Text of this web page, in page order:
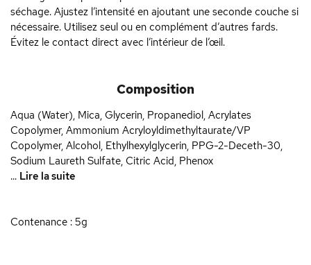
séchage. Ajustez l’intensité en ajoutant une seconde couche si
nécessaire. Utilisez seul ou en complément d’autres fards.
Évitez le contact direct avec l’intérieur de l’œil.
Composition
Aqua (Water), Mica, Glycerin, Propanediol, Acrylates
Copolymer, Ammonium Acryloyldimethyltaurate/VP
Copolymer, Alcohol, Ethylhexylglycerin, PPG-2-Deceth-30,
Sodium Laureth Sulfate, Citric Acid, Phenox
... Lire la suite
Contenance : 5g